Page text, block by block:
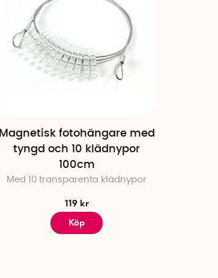
Magnetisk fotohängare med
tyngd och 10 klädnypor
100cm
Med 10 transparenta klädnypor
119 kr
Köp